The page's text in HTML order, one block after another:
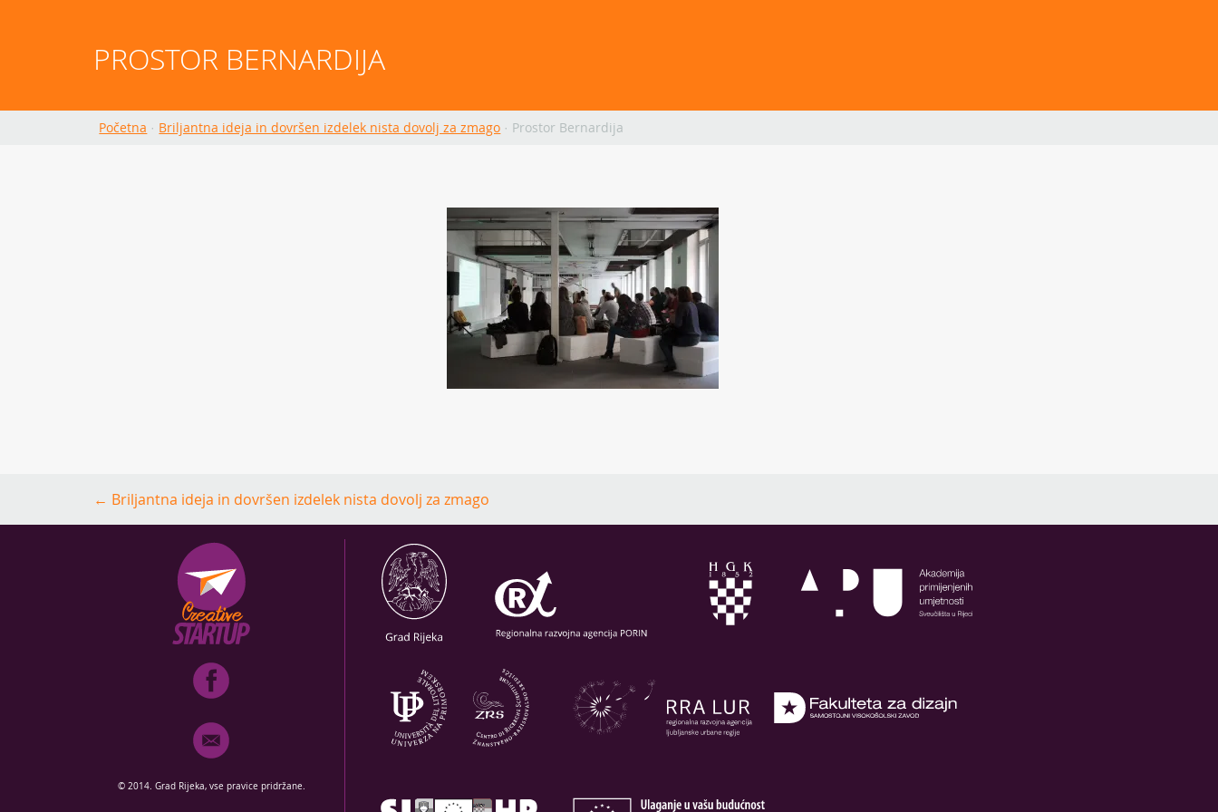
PROSTOR BERNARDIJA
Početna · Briljantna ideja in dovršen izdelek nista dovolj za zmago · Prostor Bernardija
Post
navigation
← Briljantna ideja in dovršen izdelek nista dovolj za zmago
© 2014. Grad Rijeka, vse pravice pridržane.